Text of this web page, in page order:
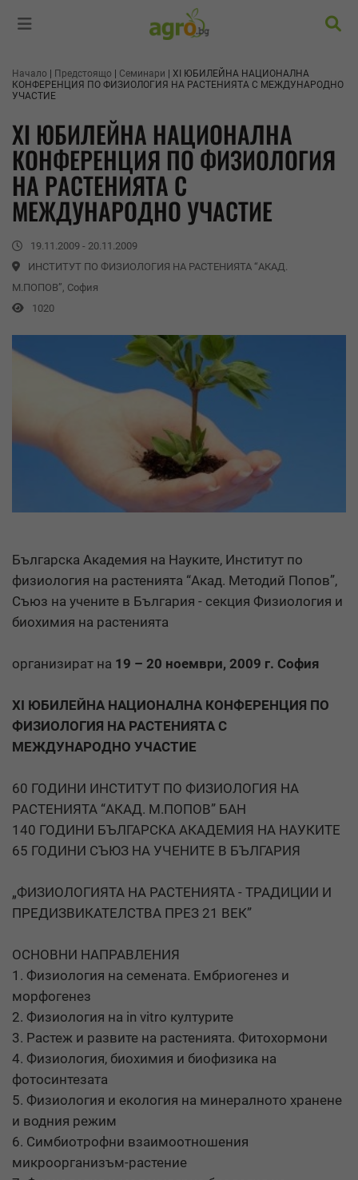
Начало Предстоящо Семинари
ХІ ЮБИЛЕЙНА НАЦИОНАЛНА
КОНФЕРЕНЦИЯ ПО ФИЗИОЛОГИЯ НА РАСТЕНИЯТА С МЕЖДУНАРОДНО
УЧАСТИЕ
ХІ ЮБИЛЕЙНА НАЦИОНАЛНА
КОНФЕРЕНЦИЯ ПО ФИЗИОЛОГИЯ
НА РАСТЕНИЯТА С
МЕЖДУНАРОДНО УЧАСТИЕ
19.11.2009 - 20.11.2009
ИНСТИТУТ ПО ФИЗИОЛОГИЯ НА РАСТЕНИЯТА “АКАД.
М.ПОПОВ”, София
1020
Българска Академия на Науките, Институт по
физиология на растенията “Акад. Методий Попов”,
Съюз на учените в България - секция Физиология и
биохимия на растенията
организират на 19 – 20 ноември, 2009 г. София
ХІ ЮБИЛЕЙНА НАЦИОНАЛНА КОНФЕРЕНЦИЯ ПО
ФИЗИОЛОГИЯ НА РАСТЕНИЯТА С
МЕЖДУНАРОДНО УЧАСТИЕ
60 ГОДИНИ ИНСТИТУТ ПО ФИЗИОЛОГИЯ НА
РАСТЕНИЯТА “АКАД. М.ПОПОВ” БАН
140 ГОДИНИ БЪЛГАРСКА АКАДЕМИЯ НА НАУКИТЕ
65 ГОДИНИ СЪЮЗ НА УЧЕНИТЕ В БЪЛГАРИЯ
„ФИЗИОЛОГИЯТА НА РАСТЕНИЯТА - ТРАДИЦИИ И
ПРЕДИЗВИКАТЕЛСТВА ПРЕЗ 21 ВЕК”
ОСНОВНИ НАПРАВЛЕНИЯ
1. Физиология на семената. Ембриогенез и
морфогенез
2. Физиология на in vitro културите
3. Растеж и развите на растенията. Фитохормони
4. Физиология, биохимия и биофизика на
фотосинтезата
5. Физиология и екология на минералното хранене
и водния режим
6. Симбиотрофни взаимоотношения
микроорганизъм-растение